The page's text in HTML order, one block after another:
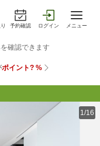
予約確認 ログイン メニュー
1/16